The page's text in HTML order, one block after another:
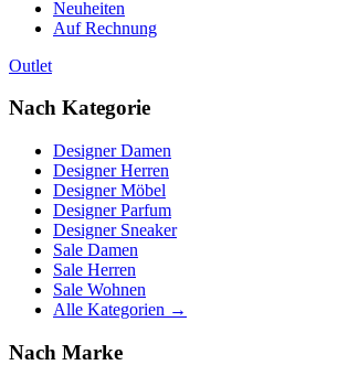
Neuheiten
Auf Rechnung
Outlet
Nach Kategorie
Designer Damen
Designer Herren
Designer Möbel
Designer Parfum
Designer Sneaker
Sale Damen
Sale Herren
Sale Wohnen
Alle Kategorien →
Nach Marke